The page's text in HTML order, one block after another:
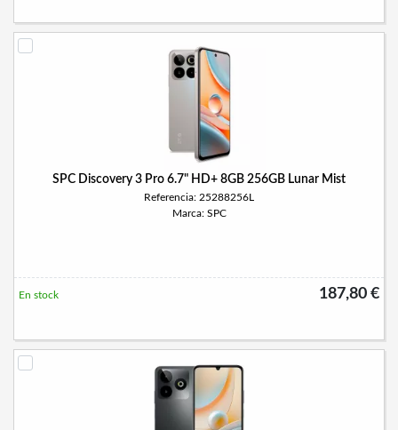
SPC Discovery 3 Pro 6.7" HD+ 8GB 256GB Lunar Mist
Referencia: 25288256L
Marca: SPC
187,80 €
En stock